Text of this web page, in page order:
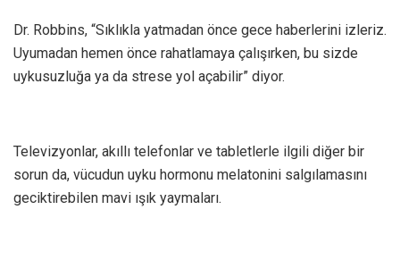
Dr. Robbins, “Sıklıkla yatmadan önce gece haberlerini izleriz.
Uyumadan hemen önce rahatlamaya çalışırken, bu sizde
uykusuzluğa ya da strese yol açabilir” diyor.
Televizyonlar, akıllı telefonlar ve tabletlerle ilgili diğer bir
sorun da, vücudun uyku hormonu melatonini salgılamasını
geciktirebilen mavi ışık yaymaları.